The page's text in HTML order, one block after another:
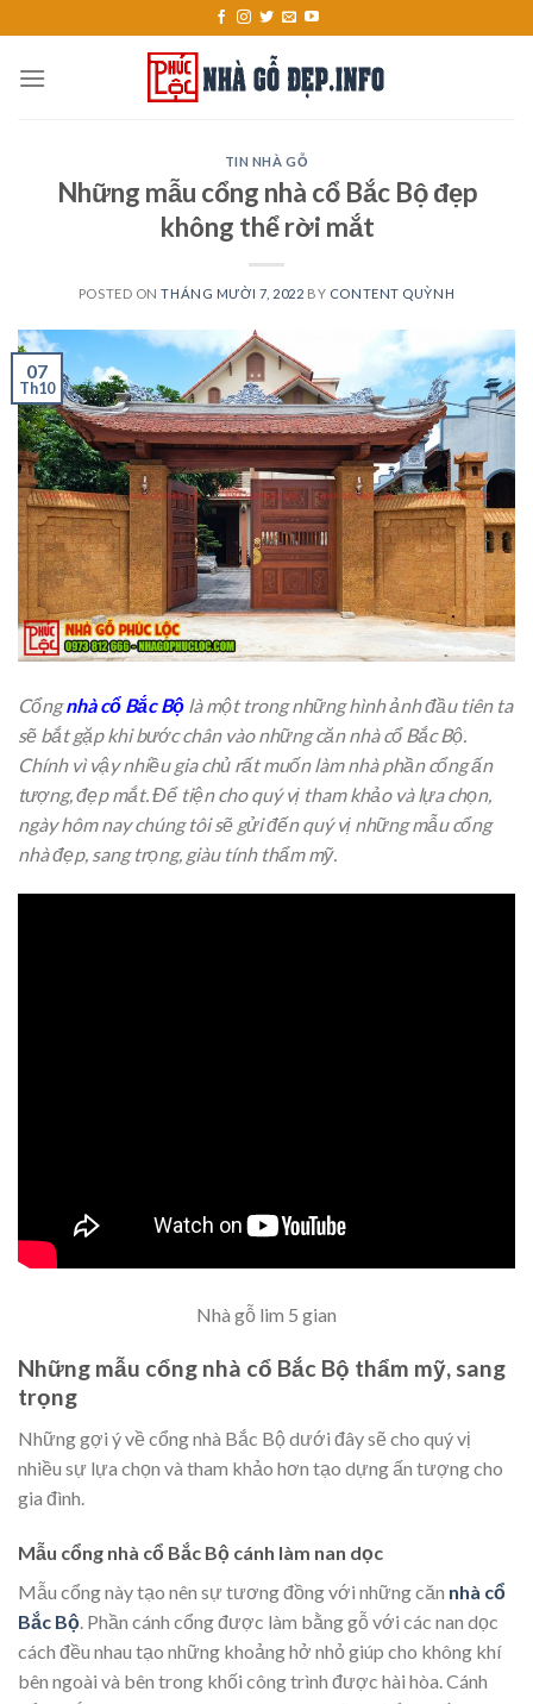
content
TIN NHÀ GỖ
Những mẫu cổng nhà cổ Bắc Bộ đẹp
không thể rời mắt
POSTED ONTHÁNG MƯỜI 7, 2022 BY CONTENT QUỲNH
07
Th10
Cổngnhà cổ Bắc Bộ là một trong những hình ảnh đầu tiên ta
sẽ bắt gặp khi bước chân vào những căn nhà cổ Bắc Bộ.
Chính vì vậy nhiều gia chủ rất muốn làm nhà phần cổng ấn
tượng, đẹp mắt. Để tiện cho quý vị tham khảo và lựa chọn,
ngày hôm nay chúng tôi sẽ gửi đến quý vị những mẫu cổng
nhà đẹp, sang trọng, giàu tính thẩm mỹ.
Nhà gỗ lim 5 gian
Những mẫu cổng nhà cổ Bắc Bộ thẩm mỹ, sang
trọng
Những gợi ý về cổng nhà Bắc Bộ dưới đây sẽ cho quý vị
nhiều sự lựa chọn và tham khảo hơn tạo dựng ấn tượng cho
gia đình.
Mẫu cổng nhà cổ Bắc Bộ cánh làm nan dọc
Mẫu cổng này tạo nên sự tương đồng với những căn nhà cổ
Bắc Bộ . Phần cánh cổng được làm bằng gỗ với các nan dọc
cách đều nhau tạo những khoảng hở nhỏ giúp cho không khí
bên ngoài và bên trong khối công trình được hài hòa. Cánh